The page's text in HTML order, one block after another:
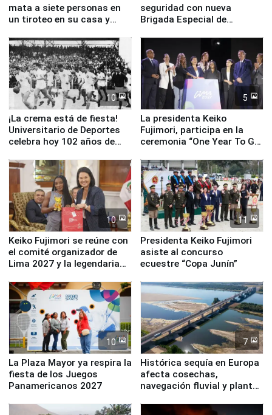
mata a siete personas en
un tiroteo en su casa y
seguridad con nueva
Brigada Especial de
equipamiento para
Serenazgo
10
¡La crema está de fiesta!
Universitario de Deportes
celebra hoy 102 años de
5
La presidenta Keiko
Fujimori, participa en la
ceremonia “One Year To Go
10
Keiko Fujimori se reúne con
el comité organizador de
Lima 2027 y la legendaria
11
Presidenta Keiko Fujimori
asiste al concurso
ecuestre “Copa Junín”
10
La Plaza Mayor ya respira la
fiesta de los Juegos
Panamericanos 2027
7
Histórica sequía en Europa
afecta cosechas,
navegación fluvial y plantas